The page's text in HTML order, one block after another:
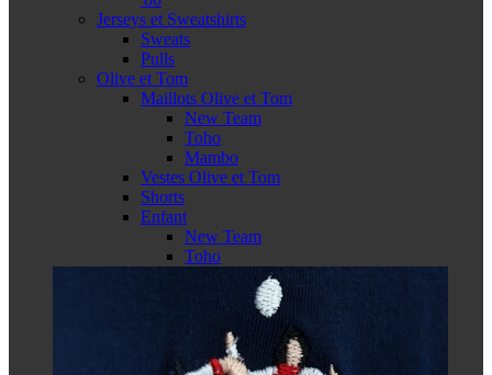
Jerseys et Sweatshirts
Sweats
Pulls
Olive et Tom
Maillots Olive et Tom
New Team
Toho
Mambo
Vestes Olive et Tom
Shorts
Enfant
New Team
Toho